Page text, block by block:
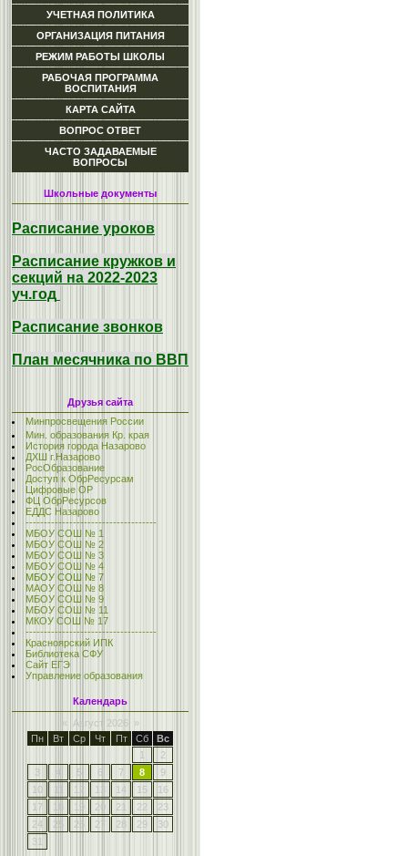
УЧЕТНАЯ ПОЛИТИКА
ОРГАНИЗАЦИЯ ПИТАНИЯ
РЕЖИМ РАБОТЫ ШКОЛЫ
РАБОЧАЯ ПРОГРАММА
ВОСПИТАНИЯ
КАРТА САЙТА
ВОПРОС ОТВЕТ
ЧАСТО ЗАДАВАЕМЫЕ
ВОПРОСЫ
Школьные документы
Расписание уроков
Расписание кружков и
секций на 2022-2023
уч.год
Расписание звонков
План месячника по ВВП
Друзья сайта
Минпросвещения России
Мин. образования Кр. края
История города Назарово
ДХШ г.Назарово
РосОбразование
Доступ к ОбрРесурсам
Цифровые ОР
ФЦ ОбрРесурсов
ЕДДС Назарово
------------------------------------
МБОУ СОШ № 1
МБОУ СОШ № 2
МБОУ СОШ № 3
МБОУ СОШ № 4
МБОУ СОШ № 7
МАОУ СОШ № 8
МБОУ СОШ № 9
МБОУ СОШ № 11
МКОУ СОШ № 17
------------------------------------
Красноярский ИПК
Библиотека СФУ
Сайт ЕГЭ
Управление образования
Календарь
«
Август 2026
»
Пн
Вт Ср Чт Пт Сб
Вс
1
2
3
4 5 6 7 8
9
10
11 12 13 14 15
16
17
18 19 20 21 22
23
24
25 26 27 28 29
30
31